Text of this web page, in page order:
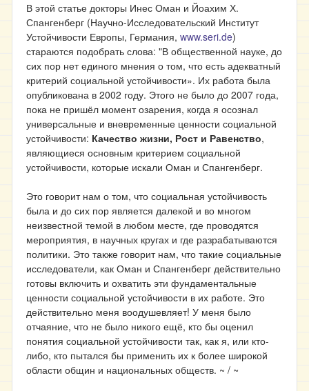
В этой статье докторы Инес Оман и Йоахим Х.
Спангенберг (Научно-Исследовательский Институт
Устойчивости Европы, Германия, www.seri.de)
стараются подобрать слова: "В общественной науке, до
сих пор нет единого мнения о том, что есть адекватный
критерий социальной устойчивости». Их работа была
опубликована в 2002 году. Этого не было до 2007 года,
пока не пришёл момент озарения, когда я осознал
универсальные и вневременные ценности социальной
устойчивости: Качество жизни, Рост и Равенство,
являющиеся основным критерием социальной
устойчивости, которые искали Оман и Спангенберг.
Это говорит нам о том, что социальная устойчивость
была и до сих пор является далекой и во многом
неизвестной темой в любом месте, где проводятся
мероприятия, в научных кругах и где разрабатываются
политики. Это также говорит нам, что такие социальные
исследователи, как Оман и Спангенберг действительно
готовы включить и охватить эти фундаментальные
ценности социальной устойчивости в их работе. Это
действительно меня воодушевляет! У меня было
отчаяние, что не было никого ещё, кто бы оценил
понятия социальной устойчивости так, как я, или кто-
либо, кто пытался бы применить их к более широкой
области общин и национальных обществ. ~ / ~